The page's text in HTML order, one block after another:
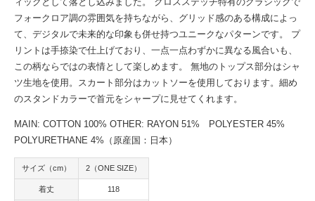
フォークロア調の雰囲気を持ちながら、グリッド感のある構成によっ
て、デジタルで未来的な印象も併せ持つユニークなパターンです。 プ
リントは手捺染で仕上げており、一点一点わずかに異なる風合いも、
この柄ならではの表情として楽しめます。 無地のトップス部分はシャ
ツ生地を使用。スカート部分はカットソーを使用しております。細め
のスタンドカラーで首元をシャープに見せてくれます。
MAIN: COTTON 100% OTHER: RAYON 51% POLYESTER 45%
POLYURETHANE 4%（原産国：日本）
サイズ（cm） 2（ONE SIZE）
着丈 118